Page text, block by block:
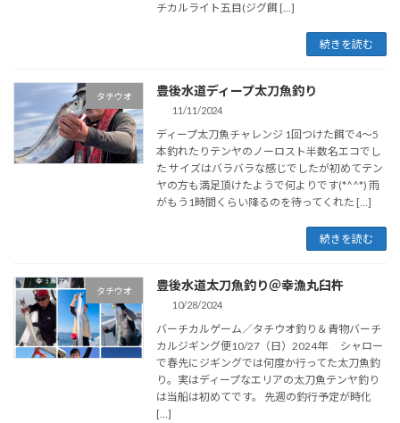
チカルライト五目(ジグ餌 […]
続きを読む
タチウオ 豊後水道ディープ太刀魚釣り
11/11/2024
ディープ太刀魚チャレンジ 1回つけた餌で4～5
本釣れたりテンヤのノーロスト半数名エコでし
た サイズはバラバラな感じでしたが初めてテン
ヤの方も満足頂けたようで何よりです(*^^*) 雨
がもう1時間くらい降るのを待ってくれた […]
続きを読む
タチウオ 豊後水道太刀魚釣り＠幸漁丸臼杵
10/28/2024
バーチカルゲーム／タチウオ釣り＆青物バーチ
カルジギング便10/27（日）2024年 シャロー
で春先にジギングでは何度か行ってた太刀魚釣
り。実はディープなエリアの太刀魚テンヤ釣り
は当船は初めてです。 先週の釣行予定が時化
[…]